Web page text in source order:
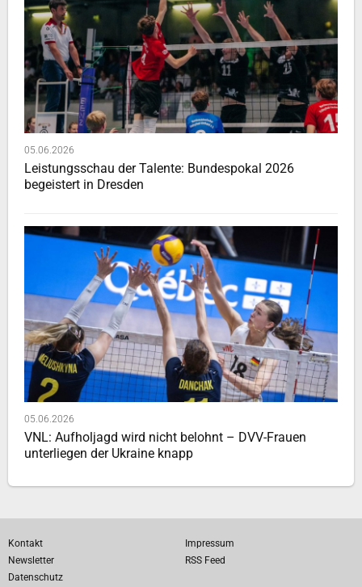
05.06.2026
Leistungsschau der Talente: Bundespokal 2026
begeistert in Dresden
05.06.2026
VNL: Aufholjagd wird nicht belohnt – DVV-Frauen
unterliegen der Ukraine knapp
Kontakt
Impressum
Newsletter
RSS Feed
Datenschutz